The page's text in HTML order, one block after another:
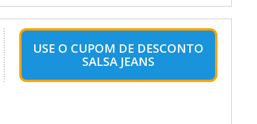
USE O CUPOM DE DESCONTO
SALSA JEANS